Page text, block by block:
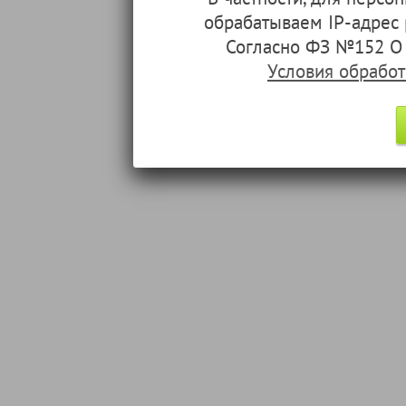
обрабатываем IP-
Согласно ФЗ №152 О
Условия